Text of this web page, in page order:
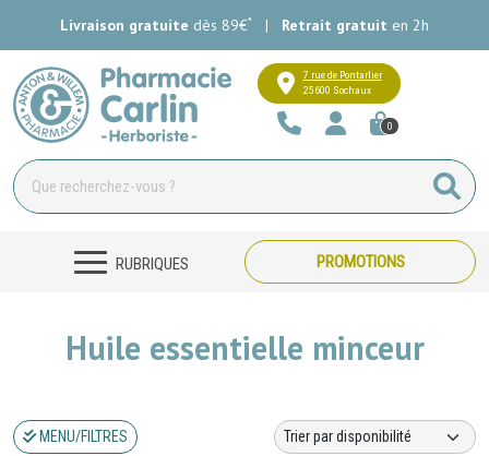
Livraison gratuite dès 89€* | Retrait gratuit en 2h
Pharmacie Carlin Votre
7 rue de Pontarlier
25600 Sochaux
0
RUBRIQUES PROMOTIONS
Huile essentielle minceur
MENU/FILTRES